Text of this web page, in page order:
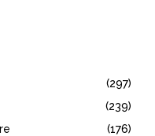
(297)
(239)
(176)